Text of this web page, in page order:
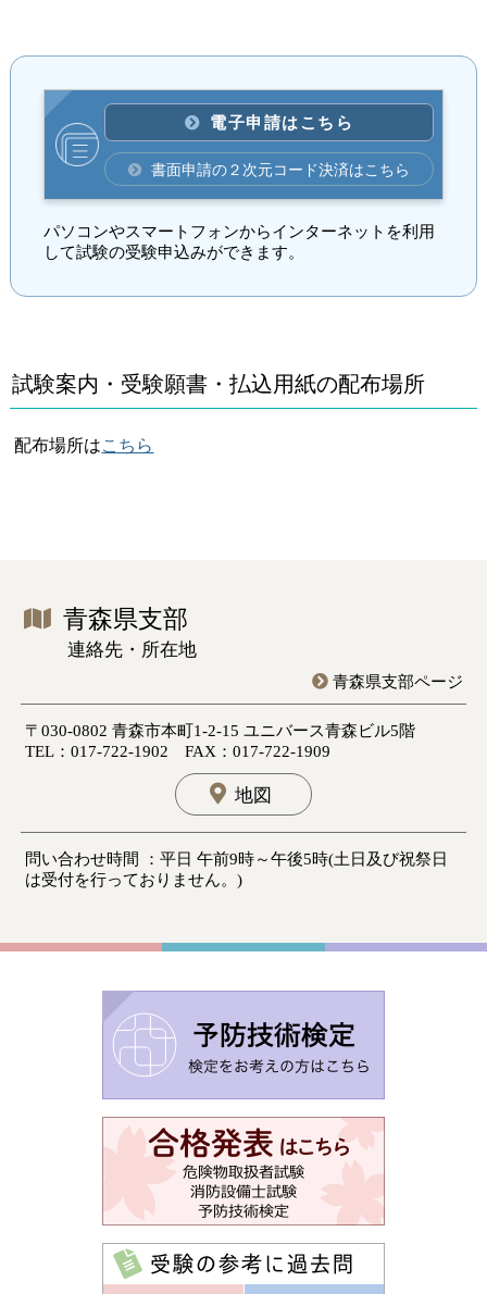
電子申請はこちら
書面申請の２次元コード決済はこちら
パソコンやスマートフォンからインターネットを利用
して試験の受験申込みができます。
試験案内・受験願書・払込用紙の配布場所
配布場所はこちら
青森県支部
連絡先・所在地
青森県支部ページ
〒030-0802 青森市本町1-2-15 ユニバース青森ビル5階
TEL：017-722-1902 FAX：017-722-1909
地図
問い合わせ時間 ：平日 午前9時～午後5時(土日及び祝祭日
は受付を行っておりません。)